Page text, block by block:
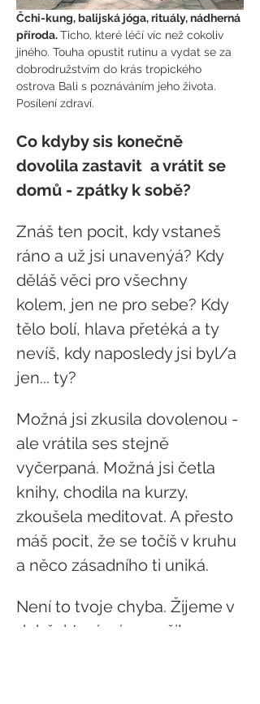
Čchi-kung, balijská jóga, rituály, nádherná
příroda. Ticho, které léčí víc než cokoliv
jiného. Touha opustit rutinu a vydat se za
dobrodružstvím do krás tropického
ostrova Bali s poznáváním jeho života.
Posílení zdraví.
Co kdyby sis konečně
dovolila zastavit  a vrátit se
domů - zpátky k sobě?
Znáš ten pocit, kdy vstaneš
ráno a už jsi unavenýá? Kdy
děláš věci pro všechny
kolem, jen ne pro sebe? Kdy
tělo bolí, hlava přetéká a ty
nevíš, kdy naposledy jsi byl/a
jen... ty?
Možná jsi zkusila dovolenou -
ale vrátila ses stejně
vyčerpaná. Možná jsi četla
knihy, chodila na kurzy,
zkoušela meditovat. A přesto
máš pocit, že se točíš v kruhu
a něco zásadního ti uniká.
Není to tvoje chyba. Žijeme v
době, která nás naučila